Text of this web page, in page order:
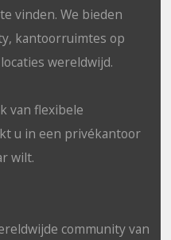
vinden. We bieden
kantoorruimtes op
wereldwijd.
van flexibele
u in een privékantoor
wilt.
community van